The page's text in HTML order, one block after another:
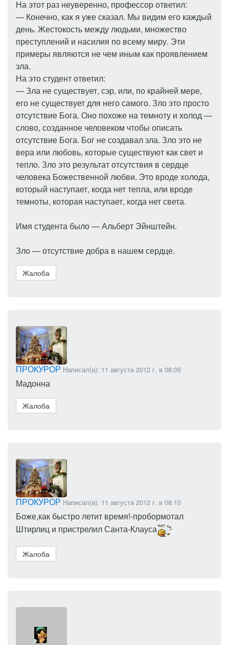
На этот раз неуверенно, профессор ответил:
— Конечно, как я уже сказал. Мы видим его каждый
день. Жестокость между людьми, множество
преступлений и насилия по всему миру. Эти
примеры являются не чем иным как проявлением
зла.
На это студент ответил:
— Зла не существует, сэр, или, по крайней мере,
его не существует для него самого. Зло это просто
отсутствие Бога. Оно похоже на темноту и холод —
слово, созданное человеком чтобы описать
отсутствие Бога. Бог не создавал зла. Зло это не
вера или любовь, которые существуют как свет и
тепло. Зло это результат отсутствия в сердце
человека Божественной любви. Это вроде холода,
который наступает, когда нет тепла, или вроде
темноты, которая наступает, когда нет света.
Имя студента было — Альберт Эйнштейн.
Зло — отсутствие добра в нашем сердце.
Жалоба
ПРОКУРОР Написал(а): 11 августа 2012 г. в 08:05
Мадонна
Жалоба
ПРОКУРОР Написал(а): 11 августа 2012 г. в 08:10
Боже,как быстро летит время!-пробормотал
Штирлиц и пристрелил Санта-Клауса
Жалоба